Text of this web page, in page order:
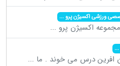
ورزشی اکسیژن پرو...
اکسیژن پرو ...
...
افرین درس می خوند . ما ...